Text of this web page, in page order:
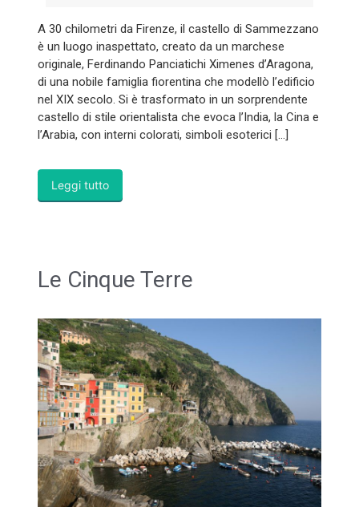
A 30 chilometri da Firenze, il castello di Sammezzano
è un luogo inaspettato, creato da un marchese
originale, Ferdinando Panciatichi Ximenes d’Aragona,
di una nobile famiglia fiorentina che modellò l’edificio
nel XIX secolo. Si è trasformato in un sorprendente
castello di stile orientalista che evoca l’India, la Cina e
l’Arabia, con interni colorati, simboli esoterici […]
Leggi tutto
Le Cinque Terre